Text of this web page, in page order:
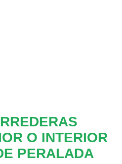
O INTERIOR
PERALADA